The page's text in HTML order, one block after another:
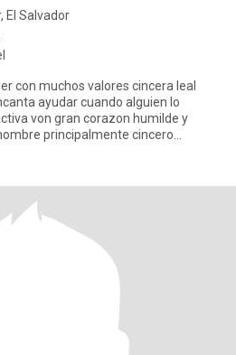
El Salvador
alguien lo
gran corazon humilde y
cincero